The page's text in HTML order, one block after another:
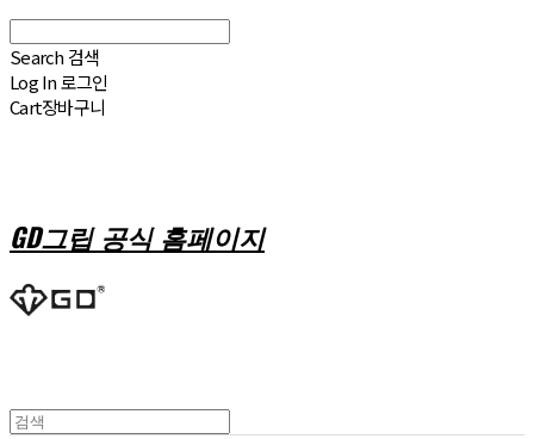
Search 검색
Log In로그인
Cart장바구니
GD그립 공식 홈페이지